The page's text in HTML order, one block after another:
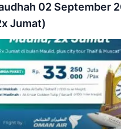
02 September
Jumat)